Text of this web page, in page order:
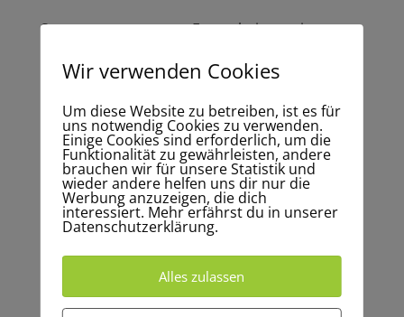
Storenreparatur statt Ersatz bei prominenten
Wir sind eine der wenigen Storenfirmen in der
Reparaturaufträge ausführen kann. Beim
prominenten Hochhaus in Emmen durften wir die
Führungsschienen der Rollläden austauschen.
Insgesamt haben wir 326 Markisen repariert. Das
Sparpotenzial für die Verwaltung ist gross
gegenüber einer Neumontage aller Storen des
Hochhauses. Wenn auch Sie vor der Entscheidung
stehen «reparieren oder ersetzen?» beraten wir Sie
Wir verwenden Cookies
Um diese Website zu betreiben, ist es für
uns notwendig Cookies zu verwenden.
Einige Cookies sind erforderlich, um die
Funktionalität zu gewährleisten, andere
brauchen wir für unsere Statistik und
wieder andere helfen uns dir nur die
Werbung anzuzeigen, die dich
interessiert. Mehr erfährst du in unserer
Datenschutzerklärung.
Alles zulassen